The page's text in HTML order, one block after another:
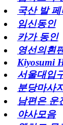
국산 발
임신동인
카가 동인
영선의흰
Kiyosumi
서울대입
분당마사
남편은 운
야사모음